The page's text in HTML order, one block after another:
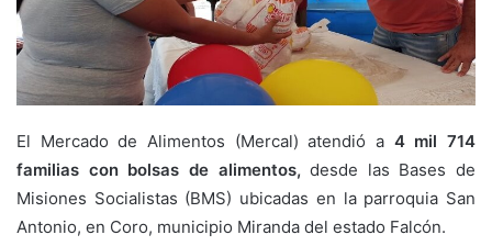
El Mercado de Alimentos (Mercal) atendió a 4 mil 714
familias con bolsas de alimentos, desde las Bases de
Misiones Socialistas (BMS) ubicadas en la parroquia San
Antonio, en Coro, municipio Miranda del estado Falcón.